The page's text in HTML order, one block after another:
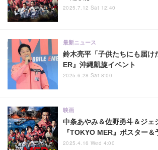
2025.7.12 Sat 12:40
鈴木亮平「子供たちにも届け
ER』沖縄凱旋イベント
最新ニュース
2025.6.28 Sat 8:00
中条あやみ＆佐野勇斗＆ジ
『TOKYO MER』ポスター＆
映画
2025.4.16 Wed 4:00